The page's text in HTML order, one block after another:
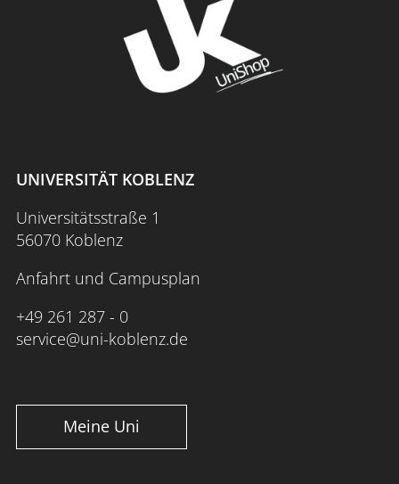
UNIVERSITÄT KOBLENZ
Universitätsstraße 1
56070 Koblenz
Anfahrt und Campusplan
+49 261 287 - 0
service@uni-koblenz.de
Meine Uni